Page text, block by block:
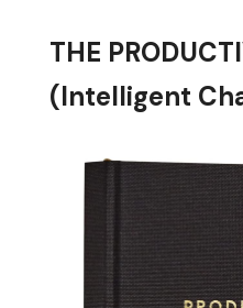
THE
(Intelligent